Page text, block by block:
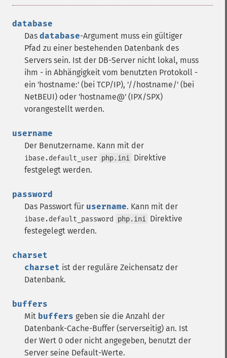
database
Das database-Argument muss ein gültiger
Pfad zu einer bestehenden Datenbank des
Servers sein. Ist der DB-Server nicht lokal, muss
ihm - in Abhängigkeit vom benutzten Protokoll -
ein 'hostname:' (bei TCP/IP), '//hostname/' (bei
NetBEUI) oder 'hostname@' (IPX/SPX)
vorangestellt werden.
username
Der Benutzername. Kann mit der
ibase.default_user php.ini
Direktive
festgelegt werden.
password
Das Passwort für username. Kann mit der
ibase.default_password php.ini
Direktive
festegelegt werden.
charset
charset ist der reguläre Zeichensatz der
Datenbank.
buffers
Mit buffers geben sie die Anzahl der
Datenbank-Cache-Buffer (serverseitig) an. Ist
der Wert 0 oder nicht angegeben, benutzt der
Server seine Default-Werte.